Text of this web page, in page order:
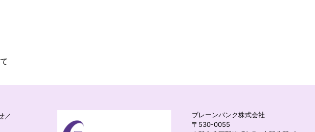
ブレーンバンク株式会社
〒530-0055